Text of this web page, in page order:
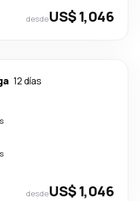
desdeUS$ 1,046
12 días
desdeUS$ 1,046